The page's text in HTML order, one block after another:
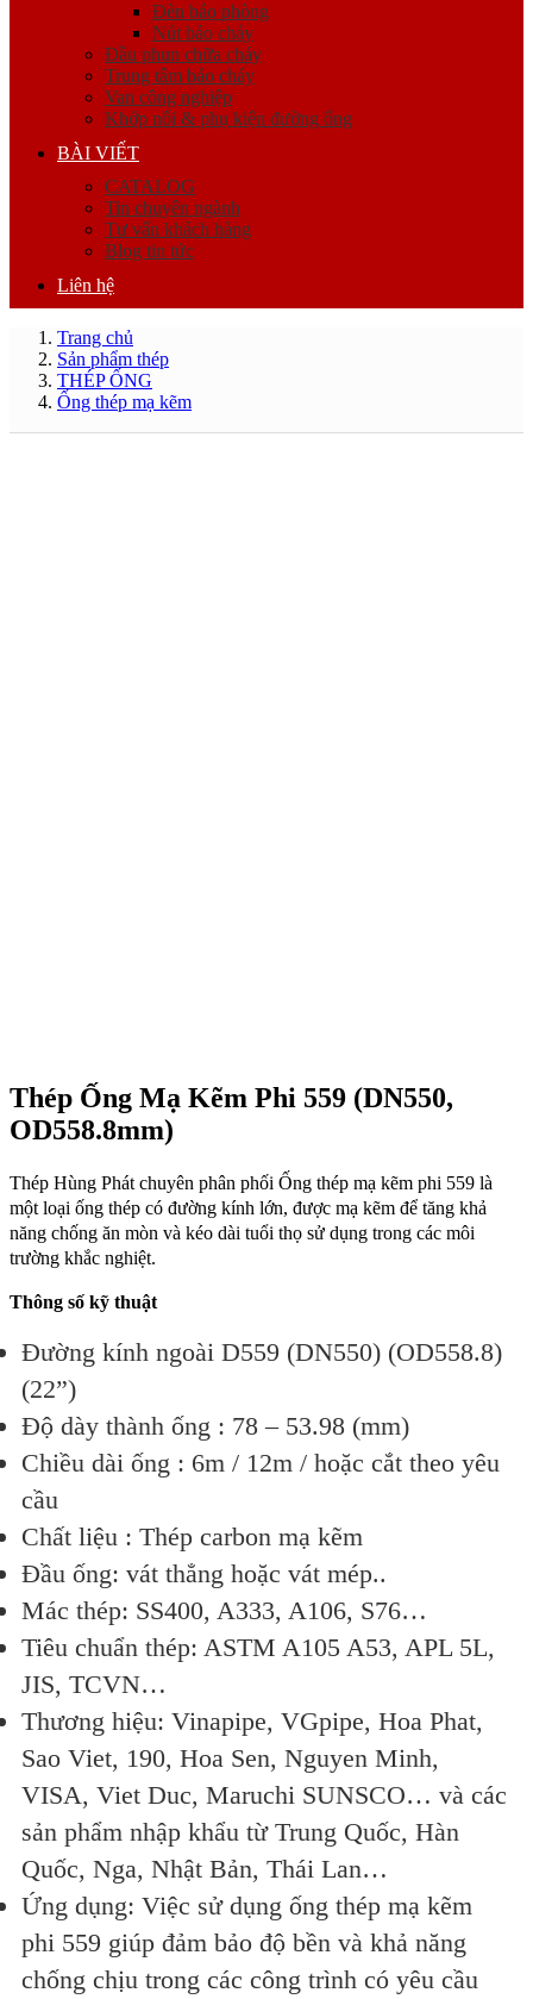
Đèn báo phòng
Nút báo cháy
Đầu phun chữa cháy
Trung tâm báo cháy
Van công nghiệp
Khớp nối & phụ kiện đường ống
BÀI VIẾT
CATALOG
Tin chuyên ngành
Tư vấn khách hàng
Blog tin tức
Liên hệ
Trang chủ
Sản phẩm thép
THÉP ỐNG
Ống thép mạ kẽm
Thép Ống Mạ Kẽm Phi 559 (DN550,
OD558.8mm)
Thép Hùng Phát chuyên phân phối Ống thép mạ kẽm phi 559 là
một loại ống thép có đường kính lớn, được mạ kẽm để tăng khả
năng chống ăn mòn và kéo dài tuổi thọ sử dụng trong các môi
trường khắc nghiệt.
Thông số kỹ thuật
Đường kính ngoài D559 (DN550) (OD558.8)
(22”)
Độ dày thành ống : 78 – 53.98 (mm)
Chiều dài ống : 6m / 12m / hoặc cắt theo yêu
cầu
Chất liệu : Thép carbon mạ kẽm
Đầu ống: vát thẳng hoặc vát mép..
Mác thép: SS400, A333, A106, S76…
Tiêu chuẩn thép: ASTM A105 A53, APL 5L,
JIS, TCVN…
Thương hiệu: Vinapipe, VGpipe, Hoa Phat,
Sao Viet, 190, Hoa Sen, Nguyen Minh,
VISA, Viet Duc, Maruchi SUNSCO… và các
sản phẩm nhập khẩu từ Trung Quốc, Hàn
Quốc, Nga, Nhật Bản, Thái Lan…
Ứng dụng: Việc sử dụng ống thép mạ kẽm
phi 559 giúp đảm bảo độ bền và khả năng
chống chịu trong các công trình có yêu cầu